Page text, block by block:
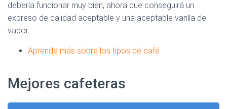
debería funcionar muy bien, ahora que conseguirá un
expreso de calidad aceptable y una aceptable varilla de
vapor.
Aprende más sobre los tipos de café
Mejores cafeteras